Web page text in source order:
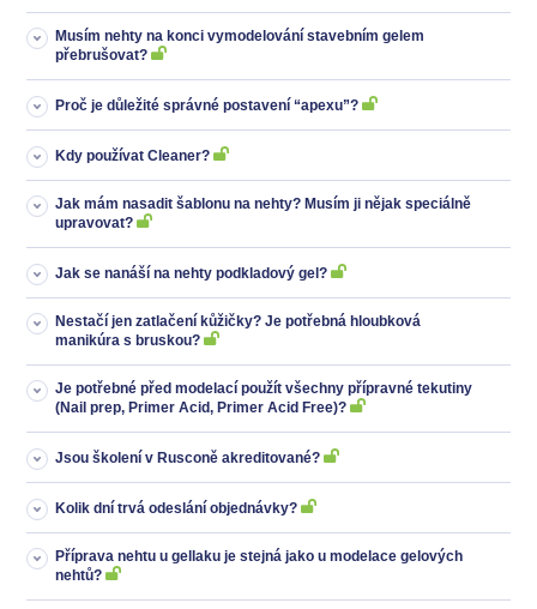
Musím nehty na konci vymodelování stavebním gelem
přebrušovat?
Proč je důležité správné postavení “apexu”?
Kdy používat Cleaner?
Jak mám nasadit šablonu na nehty? Musím ji nějak speciálně
upravovat?
Jak se nanáší na nehty podkladový gel?
Nestačí jen zatlačení kůžičky? Je potřebná hloubková
manikúra s bruskou?
Je potřebné před modelací použít všechny přípravné tekutiny
(Nail prep, Primer Acid, Primer Acid Free)?
Jsou školení v Rusconě akreditované?
Kolik dní trvá odeslání objednávky?
Příprava nehtu u gellaku je stejná jako u modelace gelových
nehtů?